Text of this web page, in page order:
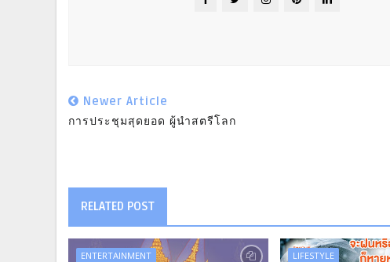
Newer Article
การประชุมสุดยอด ผู้นำสตรีโลก
RELATED POST
ENTERTAINMENT LIFESTYLE